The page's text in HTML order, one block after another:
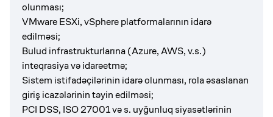
olunması;
VMware ESXi, vSphere platformalarının idarə
edilməsi;
Bulud infrastrukturlarına (Azure, AWS, v.s.)
inteqrasiya və idarəetmə;
Sistem istifadəçilərinin idarə olunması, rola əsaslanan
giriş icazələrinin təyin edilməsi;
PCI DSS, ISO 27001 və s. uyğunluq siyasətlərinin